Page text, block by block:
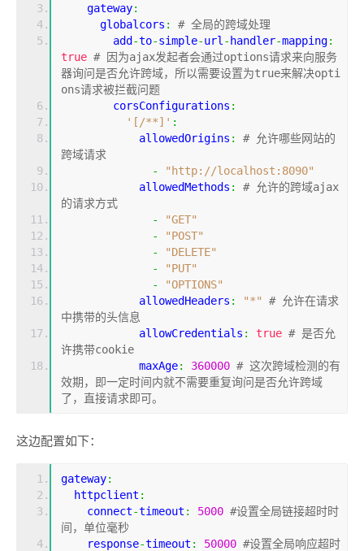
    gateway
:
      globalcors
:
# 全局的跨域处理
        add
-to-simple-url - handler-mapping:
true # 因为ajax发起者会通过options请求来向服务
器询问是否允许跨域，所以需要设置为true来解决opti
ons请求被拦截问题
        corsConfigurations
:
'[/**]' :
            allowedOrigins
:
# 允许哪些网站的
跨域请求
-
"http://localhost:8090"
            allowedMethods
:
# 允许的跨域ajax
的请求方式
-
"GET"
-
"POST"
-
"DELETE"
-
"PUT"
-
"OPTIONS"
            allowedHeaders
: "*"
# 允许在请求
中携带的头信息
            allowCredentials
: true # 是否允
许携带cookie
            maxAge
: 360000 # 这次跨域检测的有
效期，即一定时间内就不需要重复询问是否允许跨域
了，直接请求即可。
这边配置如下：
gateway:
  httpclient
:
    connect
-timeout : 5000 #设置全局链接超时时
间，单位毫秒
    response
-timeout : 50000 #设置全局响应超时